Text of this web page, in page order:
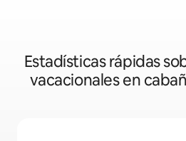
Estadísticas rápidas
vacacionales en